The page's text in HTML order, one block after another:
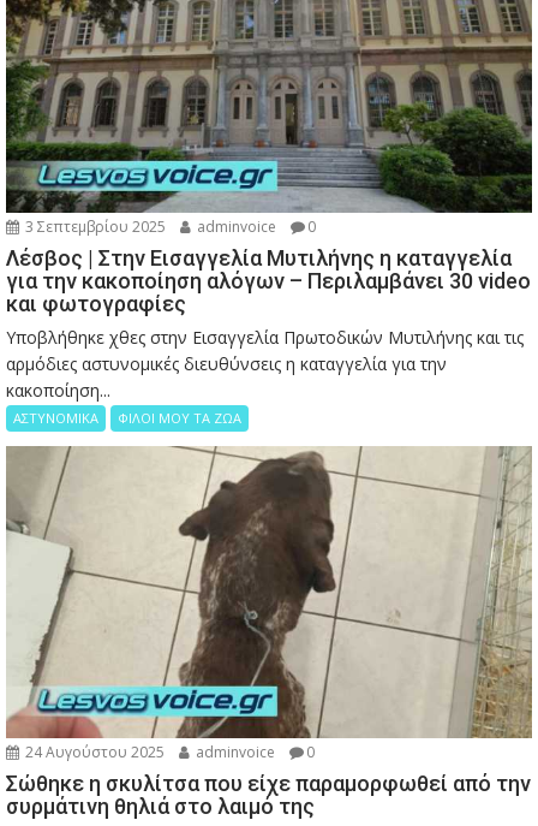
3 Σεπτεμβρίου 2025 adminvoice 0
Λέσβος | Στην Εισαγγελία Μυτιλήνης η καταγγελία
για την κακοποίηση αλόγων – Περιλαμβάνει 30 video
και φωτογραφίες
Υποβλήθηκε χθες στην Εισαγγελία Πρωτοδικών Μυτιλήνης και τις
αρμόδιες αστυνομικές διευθύνσεις η καταγγελία για την
κακοποίηση...
ΑΣΤΥΝΟΜΙΚΑ ΦΙΛΟΙ ΜΟΥ ΤΑ ΖΩΑ
24 Αυγούστου 2025 adminvoice 0
Σώθηκε η σκυλίτσα που είχε παραμορφωθεί από την
συρμάτινη θηλιά στο λαιμό της